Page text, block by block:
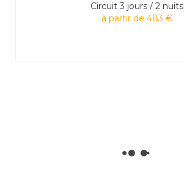
Circuit 3 jours / 2 nuits
à partir de 483 €